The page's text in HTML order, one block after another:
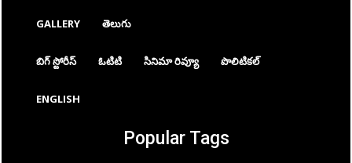
GALLERY తెలుగు
బిగ్ స్టోరీస్ ఓటిటి సినిమా రివ్యూ పొలిటికల్
ENGLISH
Popular Tags